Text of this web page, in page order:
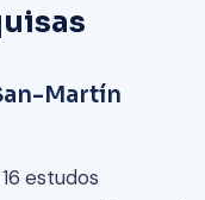
Martín
estudos